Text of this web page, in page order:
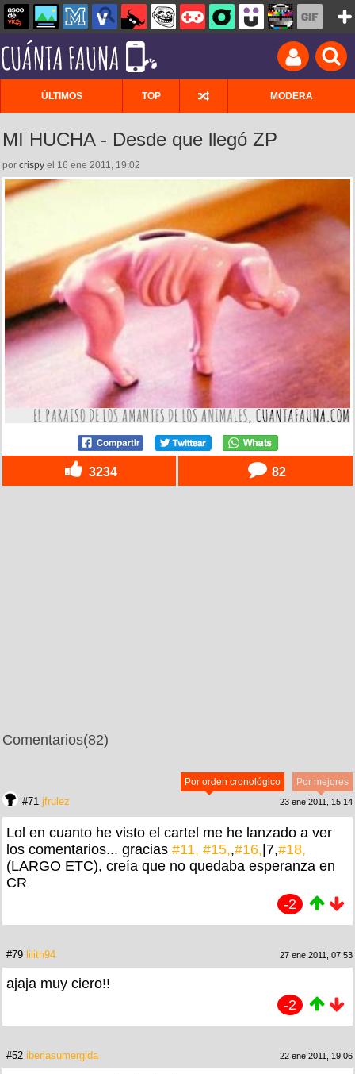
ÚLTIMOS TOP MODERA
MI HUCHA - Desde que llegó ZP
por crispy el 16 ene 2011, 19:02
3234 82
Comentarios(82)
Por mejores
Por orden cronológico
#71 jfrulez 23 ene 2011, 15:14
Lol en cuanto he visto el cartel me he lanzado a ver
los comentarios... gracias #11, #15,,#16, |7,#18,
(LARGO ETC), creía que no quedaba esperanza en
CR
-2
#79 lilith94 27 ene 2011, 07:53
ajaja muy ciero!!
-2
#52 iberiasumergida 22 ene 2011, 19:06